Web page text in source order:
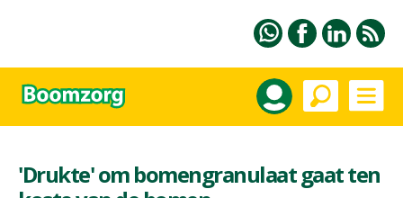
'Drukte' om bomengranulaat gaat ten